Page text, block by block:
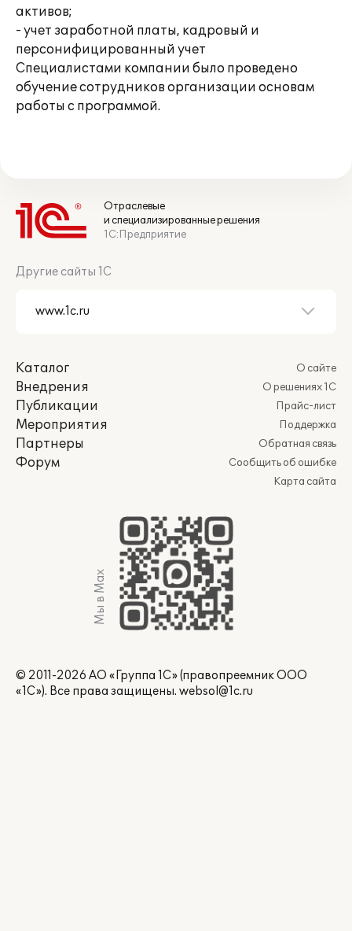
активов;
- учет заработной платы, кадровый и
персонифицированный учет
Специалистами компании было проведено
обучение сотрудников организации основам
работы с программой.
Отраслевые
и специализированные решения
1С:Предприятие
Другие сайты 1С
Каталог
Внедрения
Публикации
Мероприятия
Партнеры
Форум
О сайте
О решениях 1С
Прайс-лист
Поддержка
Обратная связь
Сообщить об ошибке
Карта сайта
Мы в Max
© 2011-2026 АО «Группа 1С» (правопреемник ООО
«1С»). Все права защищены. websol@1c.ru